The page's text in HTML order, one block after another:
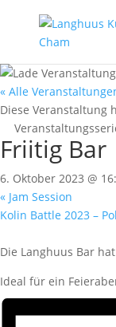
« Alle
Diese Veranstaltung
Friitig Bar
6. Oktober 2023 @
« Jam Session
Kolin Battle 2023 –
Die Langhuus Bar
Ideal für ein